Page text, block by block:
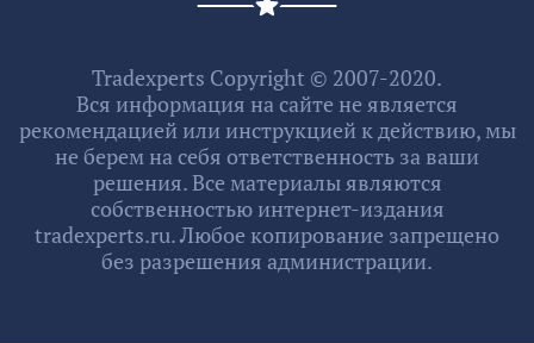
Tradexperts Copyright © 2007-2020.
Вся информация на сайте не является
рекомендацией или инструкцией к действию, мы
не берем на себя ответственность за ваши
решения. Все материалы являются
собственностью интернет-издания
tradexperts.ru. Любое копирование запрещено
без разрешения администрации.